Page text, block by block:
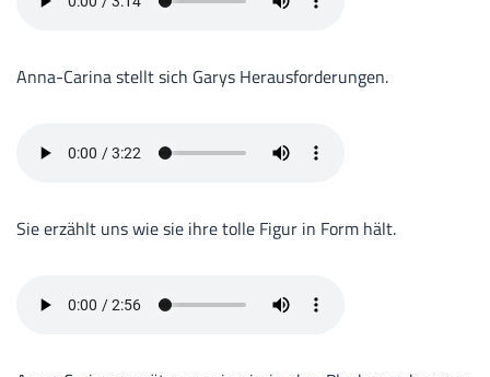
Anna-Carina stellt sich Garys Herausforderungen.
Sie erzählt uns wie sie ihre tolle Figur in Form hält.